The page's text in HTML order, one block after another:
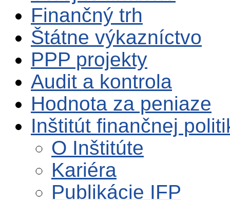
Finančný trh
Štátne výkazníctvo
PPP projekty
Audit a kontrola
Hodnota za peniaze
Inštitút finančnej
O Inštitúte
Kariéra
Publikácie IFP